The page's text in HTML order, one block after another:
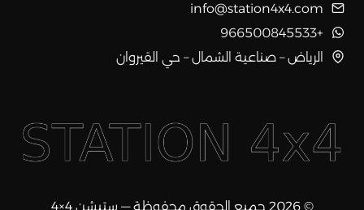
info@station4x4.com
+966500845533
الرياض – صناعية الشمال – حي القيروان
© 2026 جميع الحقوق محفوظة — ستيشن 4×4